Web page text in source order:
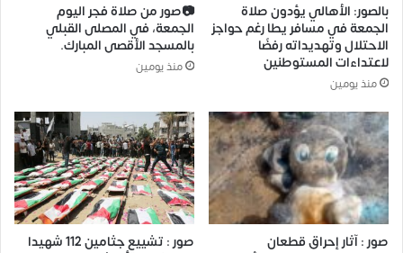
بالصور: الأهالي يؤدون صلاة
الجمعة في مسافر يطا رغم حواجز
الاحتلال وتهديداته رفضًا
لاعتداءات المستوطنين
منذ يومين
📷صور من صلاة فجر اليوم
الجمعة، في المصلى القبلي
بالمسجد الأقصى المبارك.
منذ يومين
صور : آثار إحراق قطعان
صور : تشييع جثامين 112 شهيدا